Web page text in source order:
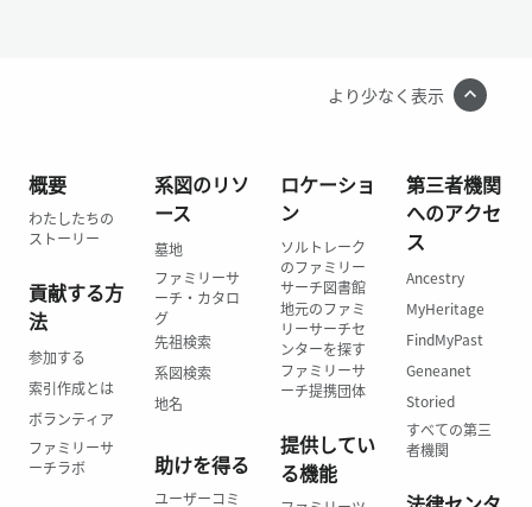
より少なく表示
概要
わたしたちの
ストーリー
貢献する方
法
参加する
索引作成とは
ボランティア
ファミリーサ
ーチラボ
系図のリソ
ース
墓地
ファミリーサ
ーチ・カタロ
グ
先祖検索
系図検索
地名
助けを得る
ユーザーコミ
ロケーショ
ン
ソルトレーク
のファミリー
サーチ図書館
地元のファミ
リーサーチセ
ンターを探す
ファミリーサ
ーチ提携団体
提供してい
る機能
第三者機関
へのアクセ
ス
Ancestry
MyHeritage
FindMyPast
Geneanet
Storied
すべての第三
者機関